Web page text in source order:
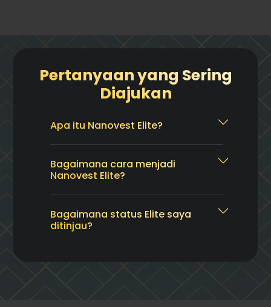
Pertanyaan yang Sering
Diajukan
Apa itu Nanovest Elite?
Bagaimana cara menjadi
Nanovest Elite?
Bagaimana status Elite saya
ditinjau?